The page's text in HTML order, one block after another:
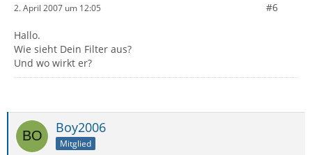
2. April 2007 um 12:05 #6
Hallo.
Wie sieht Dein Filter aus?
Und wo wirkt er?
Boy2006
Mitglied